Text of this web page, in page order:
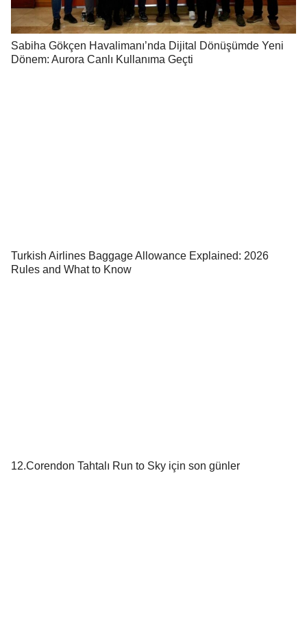
Sabiha Gökçen Havalimanı’nda Dijital Dönüşümde Yeni
Dönem: Aurora Canlı Kullanıma Geçti
Turkish Airlines Baggage Allowance Explained: 2026
Rules and What to Know
12.Corendon Tahtalı Run to Sky için son günler